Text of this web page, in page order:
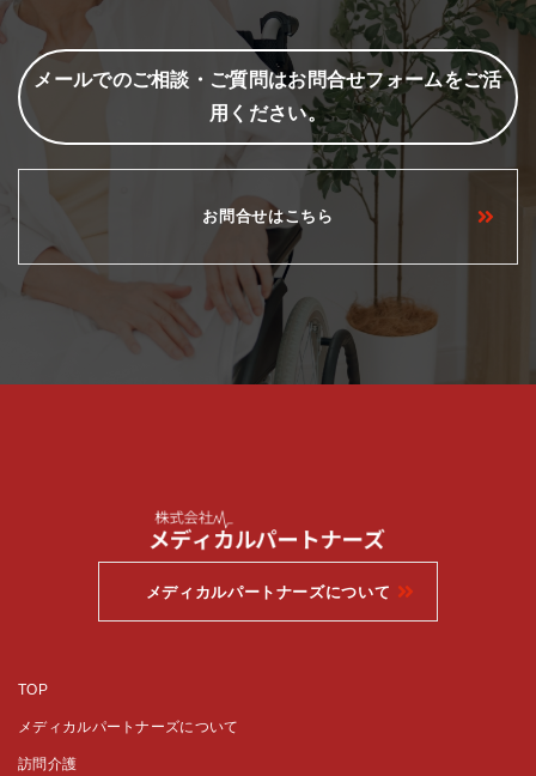
メールでのご相談・ご質問はお問合せフォームをご活
用ください。
お問合せはこちら
メディカルパートナーズについて
TOP
メディカルパートナーズについて
訪問介護